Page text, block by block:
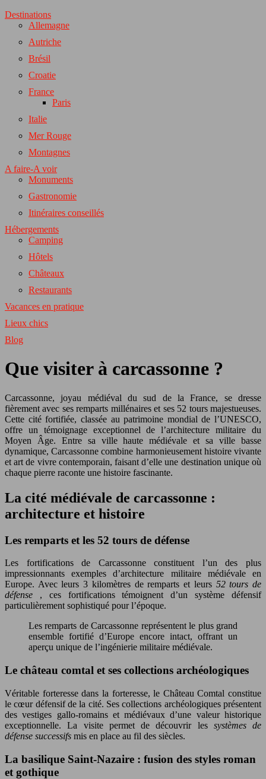
Destinations
Allemagne
Autriche
Brésil
Croatie
France
Paris
Italie
Mer Rouge
Montagnes
A faire-A voir
Monuments
Gastronomie
Itinéraires conseillés
Hébergements
Camping
Hôtels
Châteaux
Restaurants
Vacances en pratique
Lieux chics
Blog
Que visiter à carcassonne ?
Carcassonne, joyau médiéval du sud de la France, se dresse
fièrement avec ses remparts millénaires et ses 52 tours majestueuses.
Cette cité fortifiée, classée au patrimoine mondial de l’UNESCO,
offre un témoignage exceptionnel de l’architecture militaire du
Moyen Âge. Entre sa ville haute médiévale et sa ville basse
dynamique, Carcassonne combine harmonieusement histoire vivante
et art de vivre contemporain, faisant d’elle une destination unique où
chaque pierre raconte une histoire fascinante.
La cité médiévale de carcassonne :
architecture et histoire
Les remparts et les 52 tours de défense
Les fortifications de Carcassonne constituent l’un des plus
impressionnants exemples d’architecture militaire médiévale en
Europe. Avec leurs 3 kilomètres de remparts et leurs 52 tours de
défense , ces fortifications témoignent d’un système défensif
particulièrement sophistiqué pour l’époque.
Les remparts de Carcassonne représentent le plus grand
ensemble fortifié d’Europe encore intact, offrant un
aperçu unique de l’ingénierie militaire médiévale.
Le château comtal et ses collections archéologiques
Véritable forteresse dans la forteresse, le Château Comtal constitue
le cœur défensif de la cité. Ses collections archéologiques présentent
des vestiges gallo-romains et médiévaux d’une valeur historique
exceptionnelle. La visite permet de découvrir les systèmes de
défense successifs mis en place au fil des siècles.
La basilique Saint-Nazaire : fusion des styles roman
et gothique